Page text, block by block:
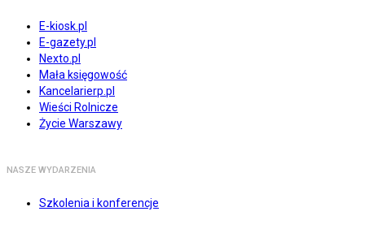
E-kiosk.pl
E-gazety.pl
Nexto.pl
Mała księgowość
Kancelarierp.pl
Wieści Rolnicze
Życie Warszawy
NASZE WYDARZENIA
Szkolenia i konferencje